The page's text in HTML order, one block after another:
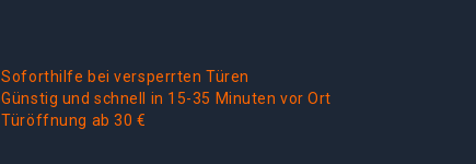
Soforthilfe bei versperrten Türen
Günstig und schnell in 15-35 Minuten vor Ort
Türöffnung ab 30 €